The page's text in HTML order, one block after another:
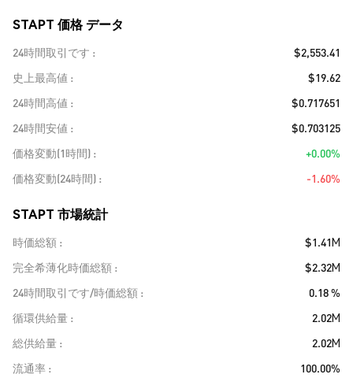
STAPT 価格 データ
24時間取引です
$2,553.41
史上最高値
$19.62
24時間高値
$0.717651
24時間安値
$0.703125
価格変動(1時間)
+0.00%
価格変動(24時間)
-1.60%
STAPT 市場統計
時価総額
$1.41M
完全希薄化時価総額
$2.32M
24時間取引です/時価総額
0.18 %
循環供給量
2.02M
総供給量
2.02M
流通率
100.00%